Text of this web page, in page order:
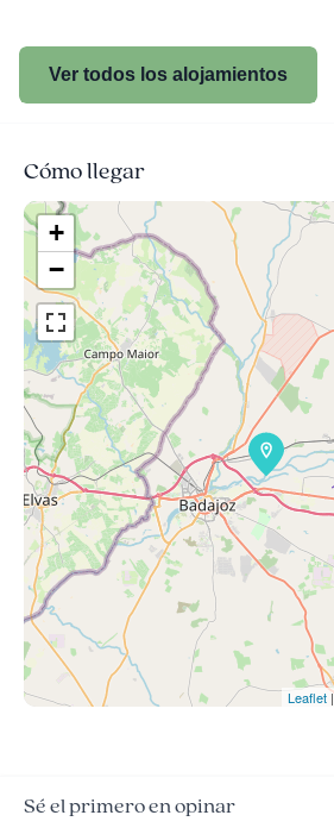
Ver todos los alojamientos
Cómo llegar
+
−
Leaflet
Sé el primero en opinar